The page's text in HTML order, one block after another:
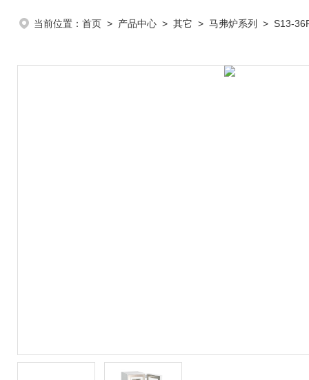
当前位置： 首页 > 产品中心 > 其它 > 马弗炉系列 > S13-